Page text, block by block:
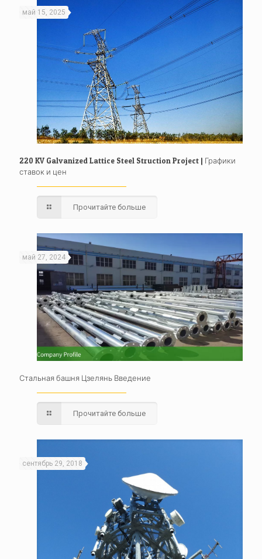
май 15, 2025
220 KV Galvanized Lattice Steel Struction Project | Графики
ставок и цен
Прочитайте больше
май 27, 2024
Стальная башня Цзелянь Введение
Прочитайте больше
сентябрь 29, 2018